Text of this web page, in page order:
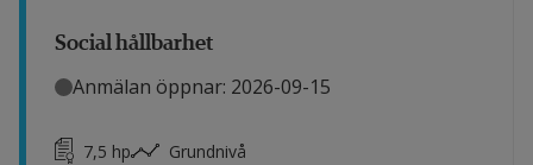
Social hållbarhet
Anmälan öppnar: 2026-09-15
7,5 hp Grundnivå